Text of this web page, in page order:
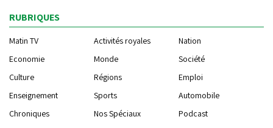
RUBRIQUES
Matin TV Activités royales
Nation
Economie
Monde
Société
Culture
Régions
Emploi
Enseignement
Sports
Automobile
Chroniques
Nos Spéciaux Podcast